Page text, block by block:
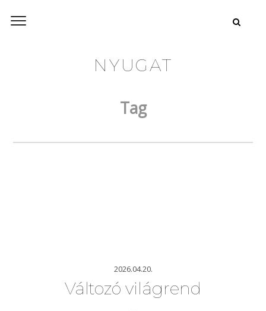
NYUGAT
Tag
2026.04.20.
Változó világrend